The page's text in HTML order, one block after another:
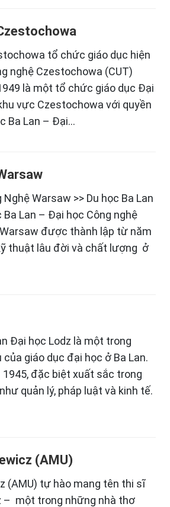
tổ chức giáo dục hiện
nghệ Czestochowa (CUT)
là một tổ chức giáo dục Đại
vực Czestochowa với quyền
Ba Lan – Đại…
Warsaw >> Du học Ba Lan
Ba Lan – Đại học Công nghệ
được thành lập từ năm
thuật lâu đời và chất lượng ở
Đại học Lodz là một trong
giáo dục đại học ở Ba Lan.
đặc biệt xuất sắc trong
quản lý, pháp luật và kinh tế.
(AMU)
(AMU) tự hào mang tên thi sĩ
– một trong những nhà thơ